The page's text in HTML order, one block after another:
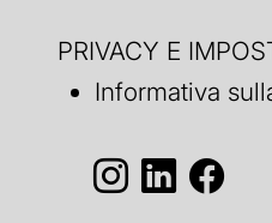
PRIVACY E
Informativa